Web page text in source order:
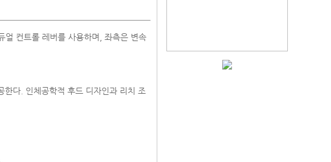
컨트롤 레버를 사용하며, 좌측은 변속
다. 인체공학적 후드 디자인과 리치 조